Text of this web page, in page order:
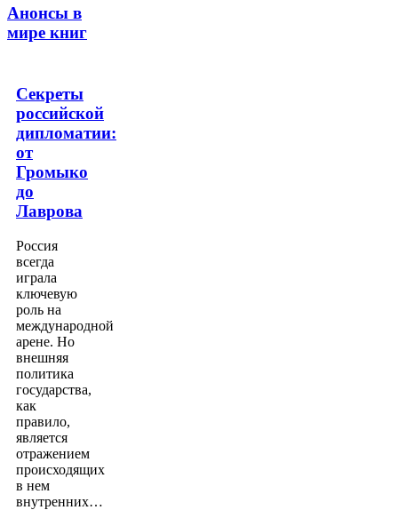
Анонсы в
мире книг
Секреты
российской
дипломатии:
от
Громыко
до
Лаврова
Россия
всегда
играла
ключевую
роль на
международной
арене. Но
внешняя
политика
государства,
как
правило,
является
отражением
происходящих
в нем
внутренних…